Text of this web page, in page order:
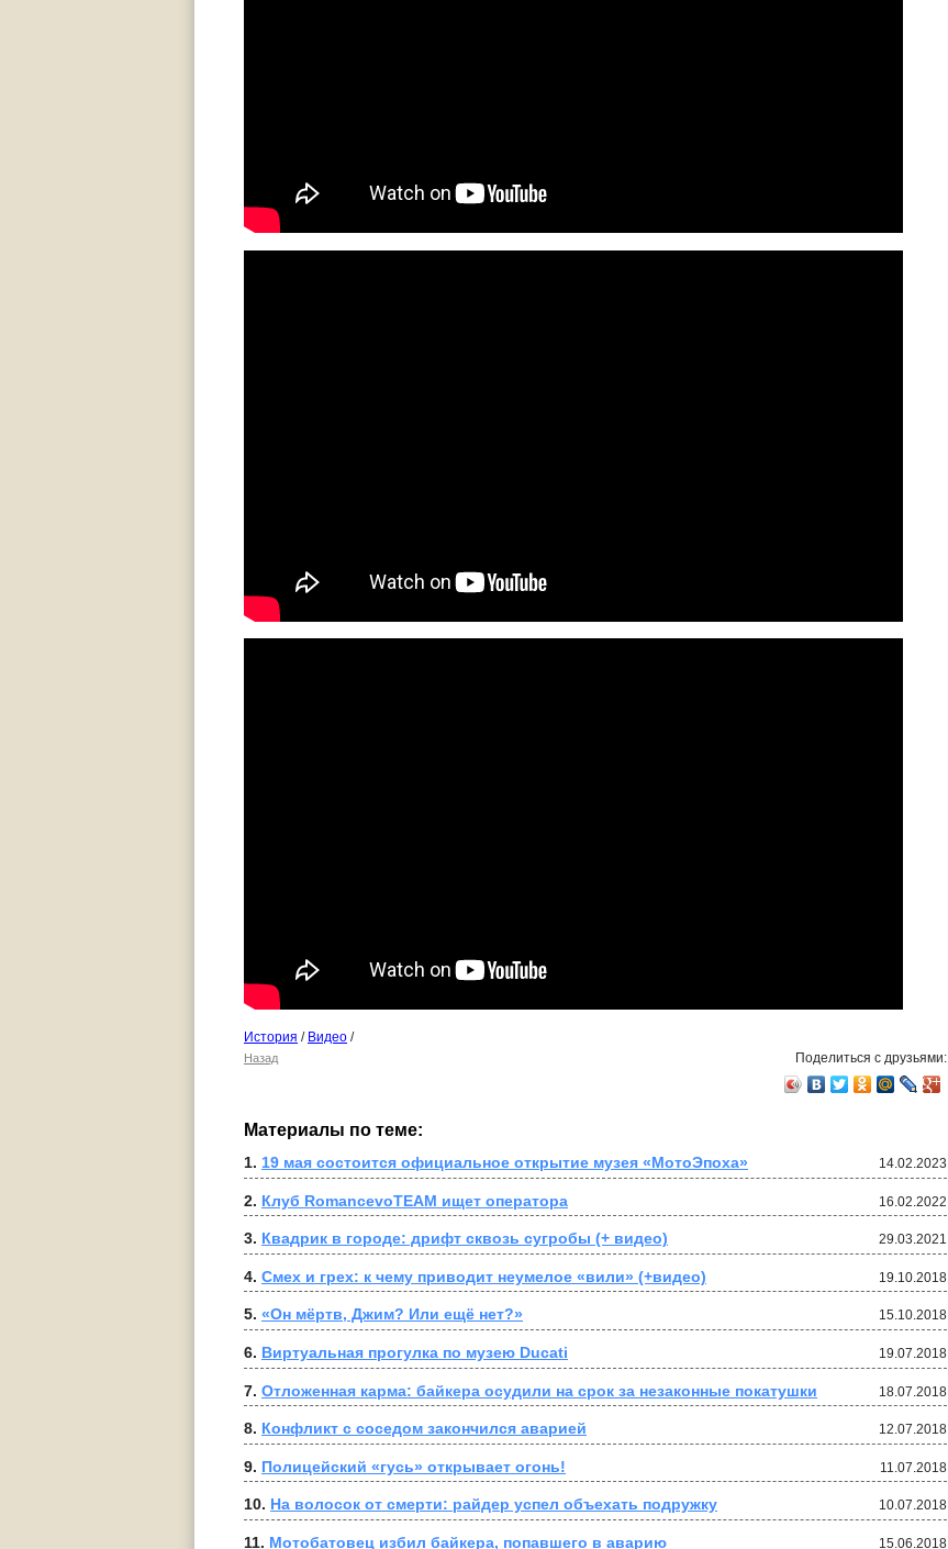
История / Видео /
Назад Поделиться с друзьями:
Материалы по теме:
14.02.2023
1. 19 мая состоится официальное открытие музея «МотоЭпоха»
16.02.2022
2. Клуб RomancevoTEAM ищет оператора
29.03.2021
3. Квадрик в городе: дрифт сквозь сугробы (+ видео)
19.10.2018
4. Смех и грех: к чему приводит неумелое «вили» (+видео)
15.10.2018
5. «Он мёртв, Джим? Или ещё нет?»
19.07.2018
6. Виртуальная прогулка по музею Ducati
18.07.2018
7. Отложенная карма: байкера осудили на срок за незаконные покатушки
12.07.2018
8. Конфликт с соседом закончился аварией
11.07.2018
9. Полицейский «гусь» открывает огонь!
10.07.2018
10. На волосок от смерти: райдер успел объехать подружку
15.06.2018
11. Мотобатовец избил байкера, попавшего в аварию